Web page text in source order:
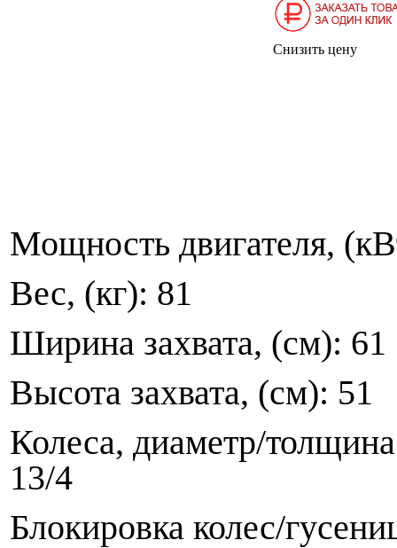
Снизить цену
Мощность двигателя,
Вес, (кг): 81
Ширина захвата, (см): 61
Высота захвата, (см): 51
Колеса, диаметр/
13/4
Блокировка колес/